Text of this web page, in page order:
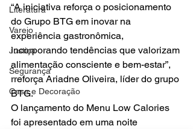
Literatura
Varejo
Justiça
Segurança
Casa e Decoração
“A iniciativa reforça o posicionamento
do Grupo BTG em inovar na
experiência gastronômica,
incorporando tendências que valorizam
alimentação consciente e bem-estar”,
rreforça Ariadne Oliveira, líder do grupo
BTG.
O lançamento do Menu Low Calories
foi apresentado em uma noite